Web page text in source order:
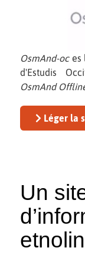
OsmAnd-oces
d'Estudis
OsmAnd
Léger la
Un